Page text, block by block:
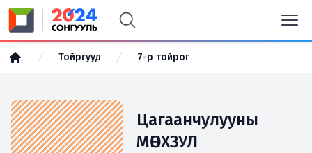
Тойргууд 7-р тойрог
Цагаанчулууны
МӨНХЗУЛ